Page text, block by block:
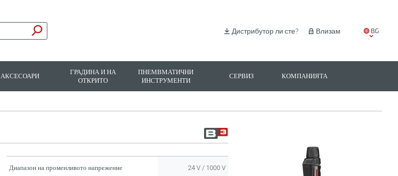
BG
Влизам
Дистрибутор ли сте?
АКСЕСОАРИ
ГРАДИНА И НА
ОТКРИТО
ПНЕМВМАТИЧНИ
ИНСТРУМЕНТИ
СЕРВИЗ КОМПАНИЯТА
Диапазон на променливото напрежение 24 V / 1000 V